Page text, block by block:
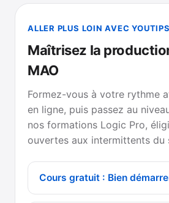
ALLER PLUS LOIN AVEC YOUTIPS
Maîtrisez la
MAO
Formez-vous à votre rythme
en ligne, puis passez au
nos formations Logic Pro,
ouvertes aux intermittents du
Cours gratuit : Bien